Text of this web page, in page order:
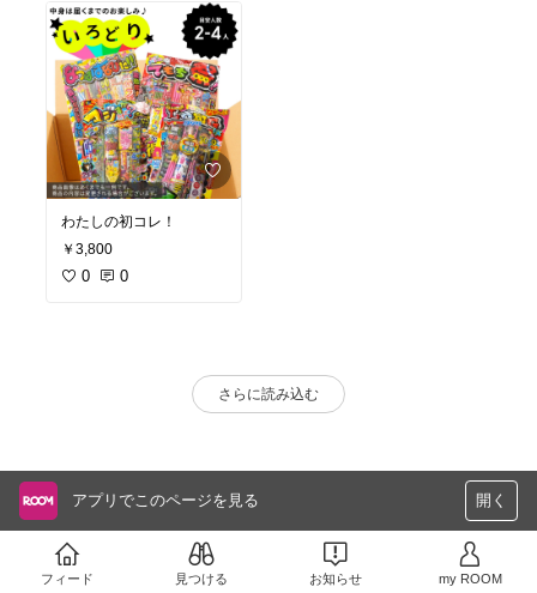
わたしの初コレ！
￥3,800
0 0
さらに読み込む
アプリでこのページを見る 開く
フィード 見つける お知らせ my ROOM